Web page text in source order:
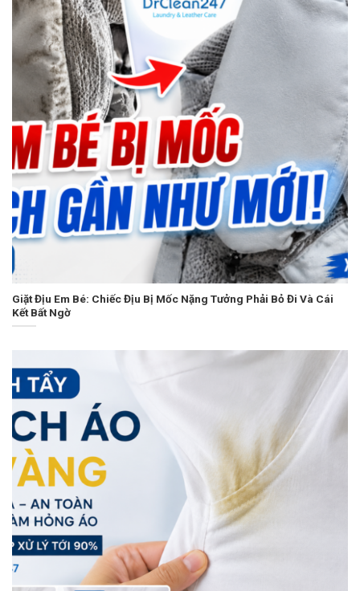
Giặt Địu Em Bé: Chiếc Địu Bị Mốc Nặng Tưởng Phải Bỏ Đi Và Cái
Kết Bất Ngờ